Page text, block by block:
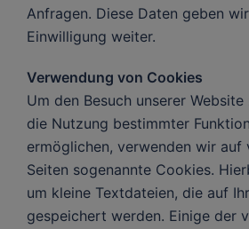
Anfragen. Diese Daten geben
Einwilligung weiter.
Verwendung von Cookies
Um den Besuch unserer
die Nutzung bestimmter
ermöglichen, verwenden wir auf
Seiten sogenannte Cookies.
um kleine Textdateien, die auf
gespeichert werden. Einige der